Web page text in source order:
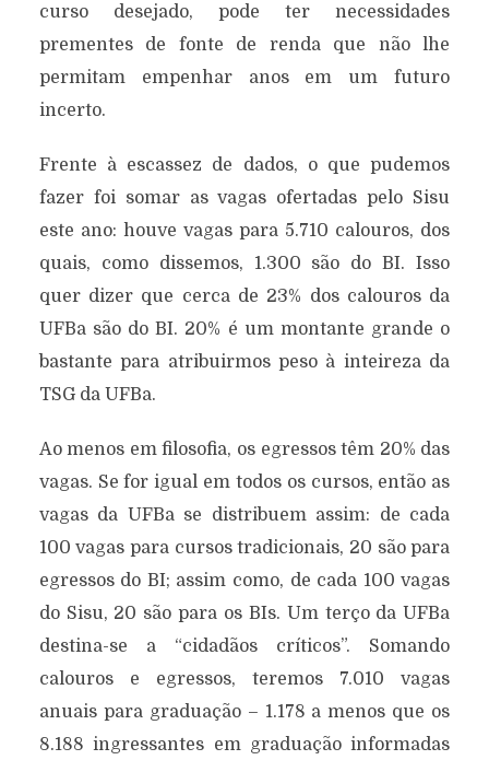
curso desejado, pode ter necessidades
prementes de fonte de renda que não lhe
permitam empenhar anos em um futuro
incerto.
Frente à escassez de dados, o que pudemos
fazer foi somar as vagas ofertadas pelo Sisu
este ano: houve vagas para 5.710 calouros, dos
quais, como dissemos, 1.300 são do BI. Isso
quer dizer que cerca de 23% dos calouros da
UFBa são do BI. 20% é um montante grande o
bastante para atribuirmos peso à inteireza da
TSG da UFBa.
Ao menos em filosofia, os egressos têm 20% das
vagas. Se for igual em todos os cursos, então as
vagas da UFBa se distribuem assim: de cada
100 vagas para cursos tradicionais, 20 são para
egressos do BI; assim como, de cada 100 vagas
do Sisu, 20 são para os BIs. Um terço da UFBa
destina-se a “cidadãos críticos”. Somando
calouros e egressos, teremos 7.010 vagas
anuais para graduação – 1.178 a menos que os
8.188 ingressantes em graduação informadas